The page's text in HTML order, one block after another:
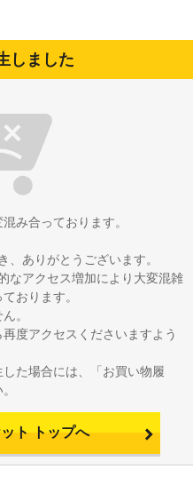
しました
み合っております。
、ありがとうございます。
なアクセス増加により大変混雑
おります。
。
度アクセスくださいますよう
た場合には、「お買い物履
ト トップへ